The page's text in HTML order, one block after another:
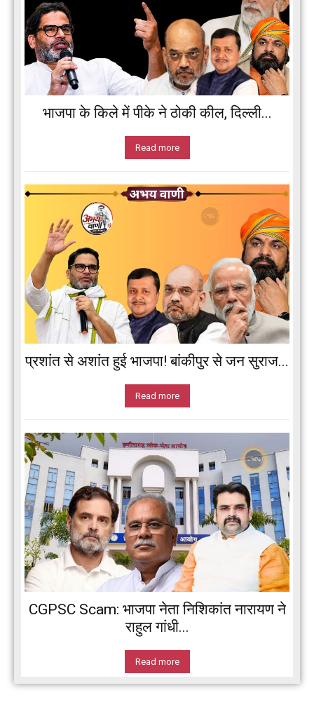
भाजपा के किले में पीके ने ठोकी कील, दिल्ली...
Read more
प्रशांत से अशांत हुई भाजपा! बांकीपुर से जन सुराज...
Read more
CGPSC Scam: भाजपा नेता निशिकांत नारायण ने
राहुल गांधी...
Read more